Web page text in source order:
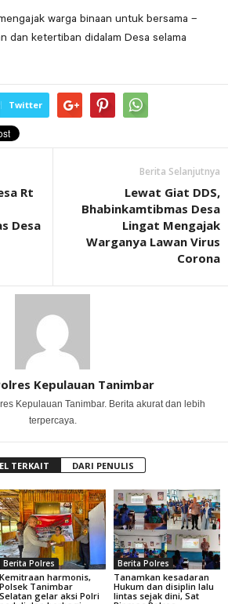
warga binaan untuk bersama –
dan ketertiban didalam Desa selama
Twitter
Rt
Desa
Berita Selanjutnya
Lewat Giat DDS,
Bhabinkamtibmas Desa
Lingat Mengajak
Warganya Lawan Virus
Corona
Kepulauan Tanimbar
Kepulauan Tanimbar. Berita akurat dan lebih
terpercaya.
TERKAIT DARI PENULIS
Berita Polres
Kemitraan harmonis,
Polsek Tanimbar
Selatan gelar aksi Polri
Berita Polres
Tanamkan kesadaran
Hukum dan disiplin lalu
lintas sejak dini, Sat